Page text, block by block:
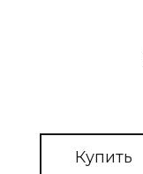
Купить